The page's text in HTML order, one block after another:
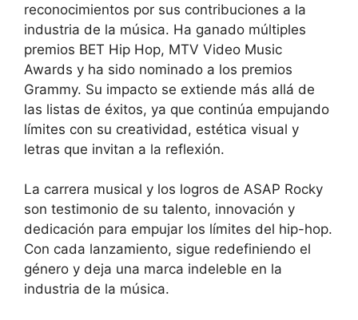
reconocimientos por sus contribuciones a la
industria de la música. Ha ganado múltiples
premios BET Hip Hop, MTV Video Music
Awards y ha sido nominado a los premios
Grammy. Su impacto se extiende más allá de
las listas de éxitos, ya que continúa empujando
límites con su creatividad, estética visual y
letras que invitan a la reflexión.
La carrera musical y los logros de ASAP Rocky
son testimonio de su talento, innovación y
dedicación para empujar los límites del hip-hop.
Con cada lanzamiento, sigue redefiniendo el
género y deja una marca indeleble en la
industria de la música.